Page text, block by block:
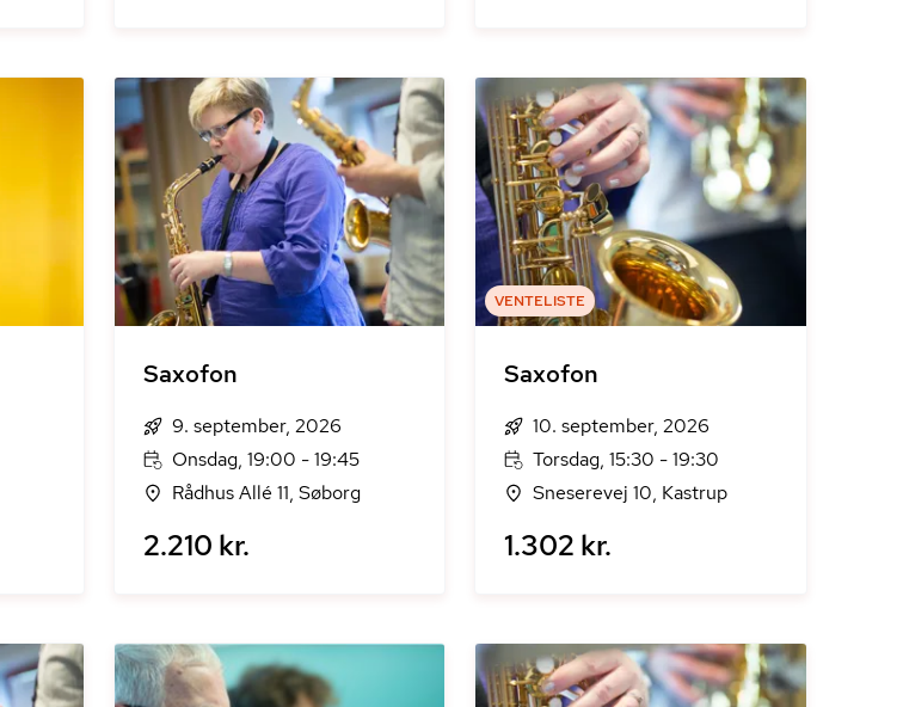
Saxofon
9. september, 2026
Onsdag, 19:00 - 19:45
Rådhus Allé 11, Søborg
2.210 kr.
VENTELISTE
Saxofon
10. september, 2026
Torsdag, 15:30 - 19:30
Sneserevej 10, Kastrup
1.302 kr.